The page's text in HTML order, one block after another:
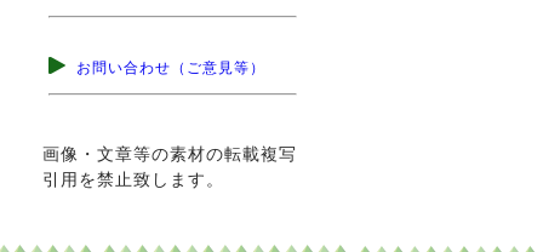
お問い合わせ（ご意見等）
画像・文章等の素材の転載複写
引用を禁止致します。